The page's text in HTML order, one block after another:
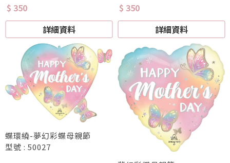
$ 350
詳細資料
$ 350
詳細資料
蝶環繞-夢幻彩蝶母親節
型號 : 50027